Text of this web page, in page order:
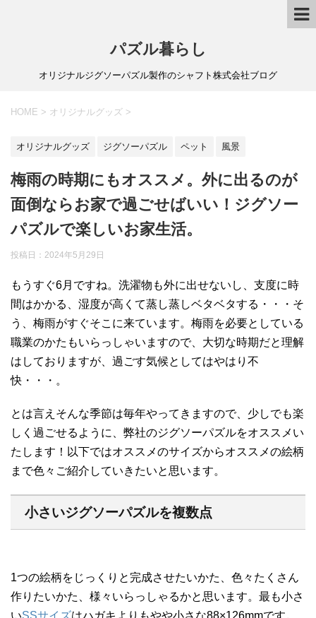
パズル暮らし
オリジナルジグソーパズル製作のシャフト株式会社ブログ
HOME > オリジナルグッズ >
オリジナルグッズ ジグソーパズル ペット 風景
梅雨の時期にもオススメ。外に出るのが
面倒ならお家で過ごせばいい！ジグソー
パズルで楽しいお家生活。
投稿日： 2024年5月29日
もうすぐ6月ですね。洗濯物も外に出せないし、支度に時
間はかかる、湿度が高くて蒸し蒸しベタベタする・・・そ
う、梅雨がすぐそこに来ています。梅雨を必要としている
職業のかたもいらっしゃいますので、大切な時期だと理解
はしておりますが、過ごす気候としてはやはり不
快・・・。
とは言えそんな季節は毎年やってきますので、少しでも楽
しく過ごせるように、弊社のジグソーパズルをオススメい
たします！以下ではオススメのサイズからオススメの絵柄
まで色々ご紹介していきたいと思います。
小さいジグソーパズルを複数点
1つの絵柄をじっくりと完成させたいかた、色々たくさん
作りたいかた、様々いらっしゃるかと思います。最も小さ
いSSサイズはハガキよりもやや小さな88×126mmです。